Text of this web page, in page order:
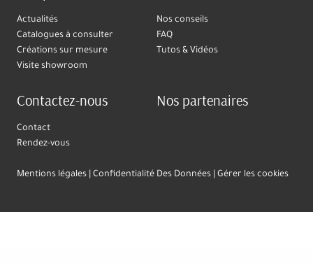
Actualités
Catalogues à consulter
Créations sur mesure
Visite showroom
Nos conseils
FAQ
Tutos & Vidéos
Contactez-nous
Contact
Rendez-vous
Nos partenaires
Mentions légales Confidentialité Des Données Gérer les cookies